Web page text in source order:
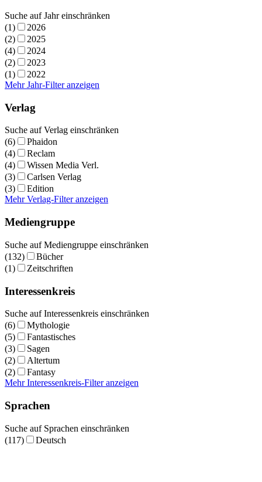
Suche auf Jahr einschränken
(1)
2026
(2)
2025
(4)
2024
(2)
2023
(1)
2022
Mehr Jahr-Filter anzeigen
Verlag
Suche auf Verlag einschränken
(6)
Phaidon
(4)
Reclam
(4)
Wissen Media Verl.
(3)
Carlsen Verlag
(3)
Edition
Mehr Verlag-Filter anzeigen
Mediengruppe
Suche auf Mediengruppe einschränken
(132)
Bücher
(1)
Zeitschriften
Interessenkreis
Suche auf Interessenkreis einschränken
(6)
Mythologie
(5)
Fantastisches
(3)
Sagen
(2)
Altertum
(2)
Fantasy
Mehr Interessenkreis-Filter anzeigen
Sprachen
Suche auf Sprachen einschränken
(117)
Deutsch